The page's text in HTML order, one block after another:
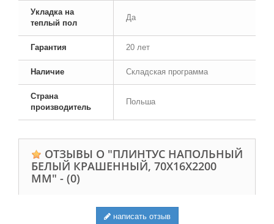
Укладка на
теплый пол
Да
Гарантия 20 лет
Наличие Складская программа
Страна
производитель
Польша
ОТЗЫВЫ О "ПЛИНТУС НАПОЛЬНЫЙ
БЕЛЫЙ КРАШЕННЫЙ, 70Х16Х2200
ММ" - (0)
написать отзыв